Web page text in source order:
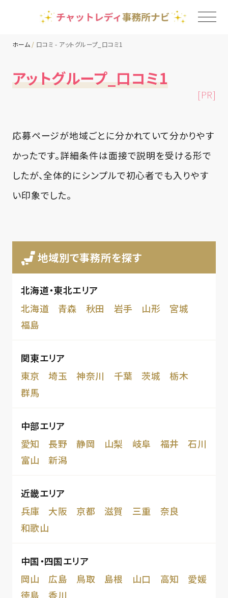
地域別ランキング
コラム
ホーム 口コミ - アットグループ_口コミ1
アットグループ_口コミ1
[PR]
応募ページが地域ごとに分かれていて分かりやす
かったです。詳細条件は面接で説明を受ける形で
したが、全体的にシンプルで初心者でも入りやす
い印象でした。
地域別で事務所を探す
北海道・東北エリア
北海道
青森 秋田 岩手 山形
宮城
福島
関東エリア
東京
埼玉 神奈川 千葉 茨城
栃木
群馬
中部エリア
愛知
長野 静岡 山梨 岐阜 福井
石川
富山
新潟
近畿エリア
兵庫
大阪 京都 滋賀 三重
奈良
和歌山
中国・四国エリア
岡山
広島 鳥取 島根 山口 高知
愛媛
徳島
香川